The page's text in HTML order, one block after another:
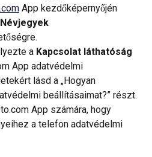
App kezdőképernyőjén
Névjegyek
a Kapcsolat láthatóság
App adatvédelmi
lásd a „Hogyan
beállításaimat?” részt.
App számára, hogy
a telefon adatvédelmi